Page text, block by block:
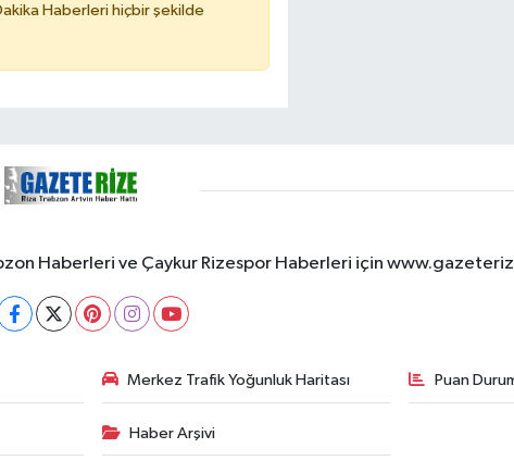
Haberleri hiçbir şekilde
Haberleri ve Çaykur Rizespor Haberleri için
Merkez Trafik Yoğunluk Haritası Puan
Haber Arşivi